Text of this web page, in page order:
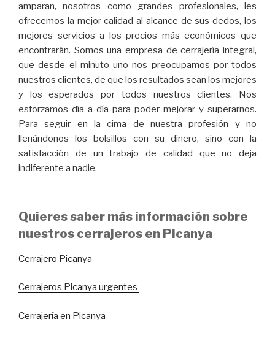
amparan, nosotros como grandes profesionales, les
ofrecemos la mejor calidad al alcance de sus dedos, los
mejores servicios a los precios más económicos que
encontrarán. Somos una empresa de cerrajería integral,
que desde el minuto uno nos preocupamos por todos
nuestros clientes, de que los resultados sean los mejores
y los esperados por todos nuestros clientes. Nos
esforzamos día a día para poder mejorar y superarnos.
Para seguir en la cima de nuestra profesión y no
llenándonos los bolsillos con su dinero, sino con la
satisfacción de un trabajo de calidad que no deja
indiferente a nadie.
Quieres saber más información sobre
nuestros cerrajeros en Picanya
Cerrajero Picanya
Cerrajeros Picanya urgentes
Cerrajería en Picanya